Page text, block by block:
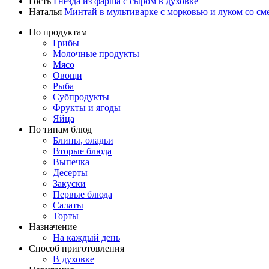
Наталья Минтай в мультиварке с морковью и луком со
По продуктам
Грибы
Молочные продукты
Мясо
Овощи
Рыба
Субпродукты
Фрукты и ягоды
Яйца
По типам блюд
Блины, оладьи
Вторые блюда
Выпечка
Десерты
Закуски
Первые блюда
Салаты
Торты
Назначение
На каждый день
Способ приготовления
В духовке